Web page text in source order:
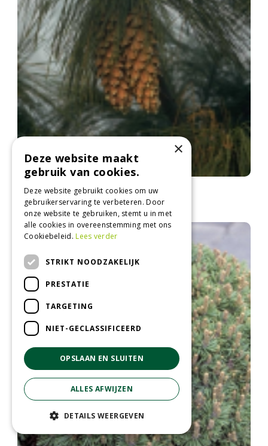
Den
Pinus x schwerinii
×
Deze website maakt
gebruik van cookies.
Deze website gebruikt cookies om uw
gebruikerservaring te verbeteren. Door
onze website te gebruiken, stemt u in met
alle cookies in overeenstemming met ons
Cookiebeleid.Lees verder
STRIKT NOODZAKELIJK
PRESTATIE
TARGETING
NIET-GECLASSIFICEERD
OPSLAAN EN SLUITEN
ALLES AFWIJZEN
DETAILS WEERGEVEN